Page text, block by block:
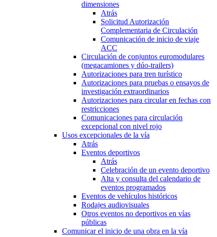
dimensiones
Atrás
Solicitud Autorización
Complementaria de Circulación
Comunicación de inicio de viaje
ACC
Circulación de conjuntos euromodulares
(megacamiones y dúo-trailers)
Autorizaciones para tren turístico
Autorizaciones para pruebas o ensayos de
investigación extraordinarios
Autorizaciones para circular en fechas con
restricciones
Comunicaciones para circulación
excepcional con nivel rojo
Usos excepcionales de la vía
Atrás
Eventos deportivos
Atrás
Celebración de un evento deportivo
Alta y consulta del calendario de
eventos programados
Eventos de vehículos históricos
Rodajes audiovisuales
Otros eventos no deportivos en vías
públicas
Comunicar el inicio de una obra en la vía